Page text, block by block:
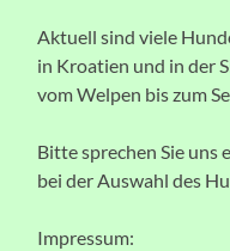
Aktuell sind viele
in Kroatien und in der
vom Welpen bis zum
Bitte sprechen Sie uns
bei der Auswahl des
Impressum: